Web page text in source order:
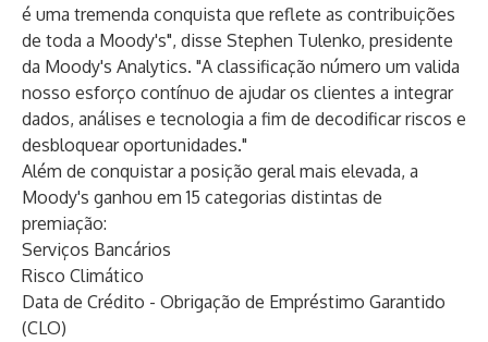
é uma tremenda conquista que reflete as contribuições
de toda a Moody's", disse Stephen Tulenko, presidente
da Moody's Analytics. "A classificação número um valida
nosso esforço contínuo de ajudar os clientes a integrar
dados, análises e tecnologia a fim de decodificar riscos e
desbloquear oportunidades."
Além de conquistar a posição geral mais elevada, a
Moody's ganhou em 15 categorias distintas de
premiação:
Serviços Bancários
Risco Climático
Data de Crédito - Obrigação de Empréstimo Garantido
(CLO)